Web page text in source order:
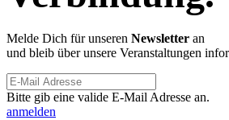
Melde Dich für unseren Newsletter an
und bleib über unsere Veranstaltungen
Bitte gib eine valide E-Mail Adresse an.
anmelden